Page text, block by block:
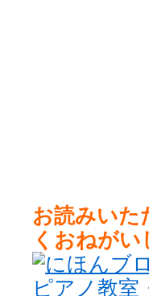
お読みい
くおねがい